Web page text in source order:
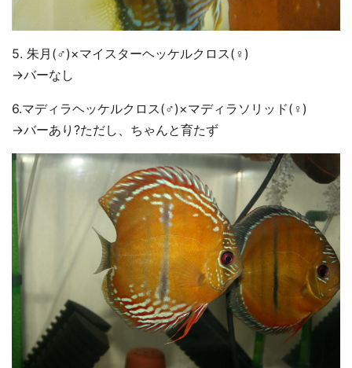
5. 朱月(♂)×マイスターヘッケルクロス(♀)
→バーなし
6.マディラヘッケルクロス(♂)×マディラソリッド(♀)
→バーあり?ただし、ちゃんと育たず